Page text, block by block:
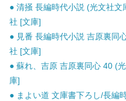
● 清掻 長編時代小説 (光文社
社 [文庫]
● 見番 長編時代小説 吉原裏同
社 [文庫]
● 蘇れ、吉原 吉原裏同心 40 (
庫]
● まよい道 文庫書下ろし/長編